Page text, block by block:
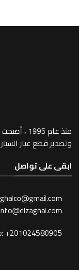
غيار السيارات.
تواصل
Whatsapp: